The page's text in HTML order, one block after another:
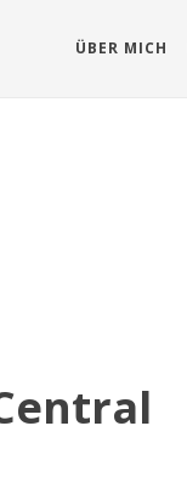
ÜBER MICH